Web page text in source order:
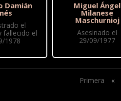
Damián
el
fallecido el
1978
Miguel Ángel
Milanese
Maschurnioj
Asesinado el
29/09/1977
Primera «